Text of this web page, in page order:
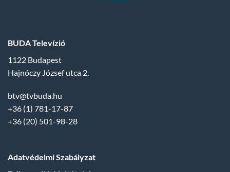
BUDA Televízió
1122 Budapest
Hajnóczy József utca 2.
btv@tvbuda.hu
+36 (1) 781-17-87
+36 (20) 501-98-28
Adatvédelmi Szabályzat